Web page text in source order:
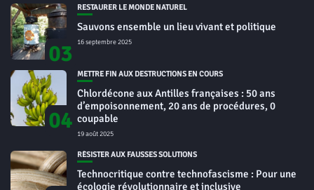
03
RESTAURER LE MONDE NATUREL
Sauvons ensemble un lieu vivant et politique
16 septembre 2025
04
METTRE FIN AUX DESTRUCTIONS EN COURS
Chlordécone aux Antilles françaises : 50 ans
d’empoisonnement, 20 ans de procédures, 0
coupable
19 août 2025
RÉSISTER AUX FAUSSES SOLUTIONS
Technocritique contre technofascisme : Pour une
écologie révolutionnaire et inclusive